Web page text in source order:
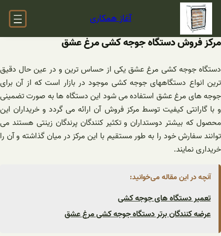
رفتن
محتوا
آغاز همکاری
مرکز فروش دستگاه جوجه کشی مرغ عشق
دستگاه جوجه کشی مرغ عشق یکی از حساس ترین و در عین حال دقیق
ترین انواع دستگاههای جوجه کشی موجود در بازار است که از آن برای
جوجه های مرغ عشق استفاده می شود این دستگاه ها به صورت تضمینی
و با گارانتی کیفیت توسط مرکز فروش آن ارائه می گردد و خریداران این
محصول که بیشتر دوستداران و تکثیر کنندگان پرندگان زینتی هستند می
توانند سفارش خود را به طور مستقیم با این مرکز در میان گذاشته و آن را
خریداری نمایند.
آنچه در این مقاله می‌خوانید:
تعمیر دستگاه های جوجه کشی
عرضه کنندگان برتر دستگاه جوجه کشی مرغ عشق